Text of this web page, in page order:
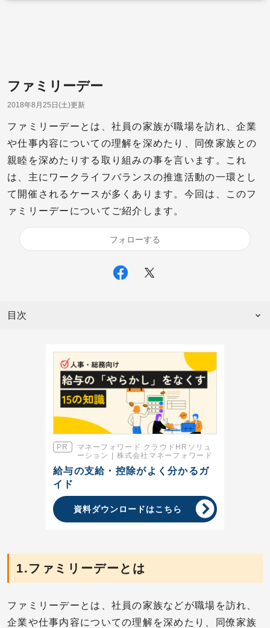
ファミリーデー
2018年8月25日(土)更新
ファミリーデーとは、社員の家族が職場を訪れ、企業
や仕事内容についての理解を深めたり、同僚家族との
親睦を深めたりする取り組みの事を言います。これ
は、主にワークライフバランスの推進活動の一環とし
て開催されるケースが多くあります。今回は、このフ
ァミリーデーについてご紹介します。
フォローする
目次
マネーフォワード クラウドHRソリュ
ーション | 株式会社マネーフォワード
給与の支給・控除がよく分かるガ
イド
資料ダウンロードはこちら
1.ファミリーデーとは
ファミリーデーとは、社員の家族などが職場を訪れ、
企業や仕事内容についての理解を深めたり、同僚家族